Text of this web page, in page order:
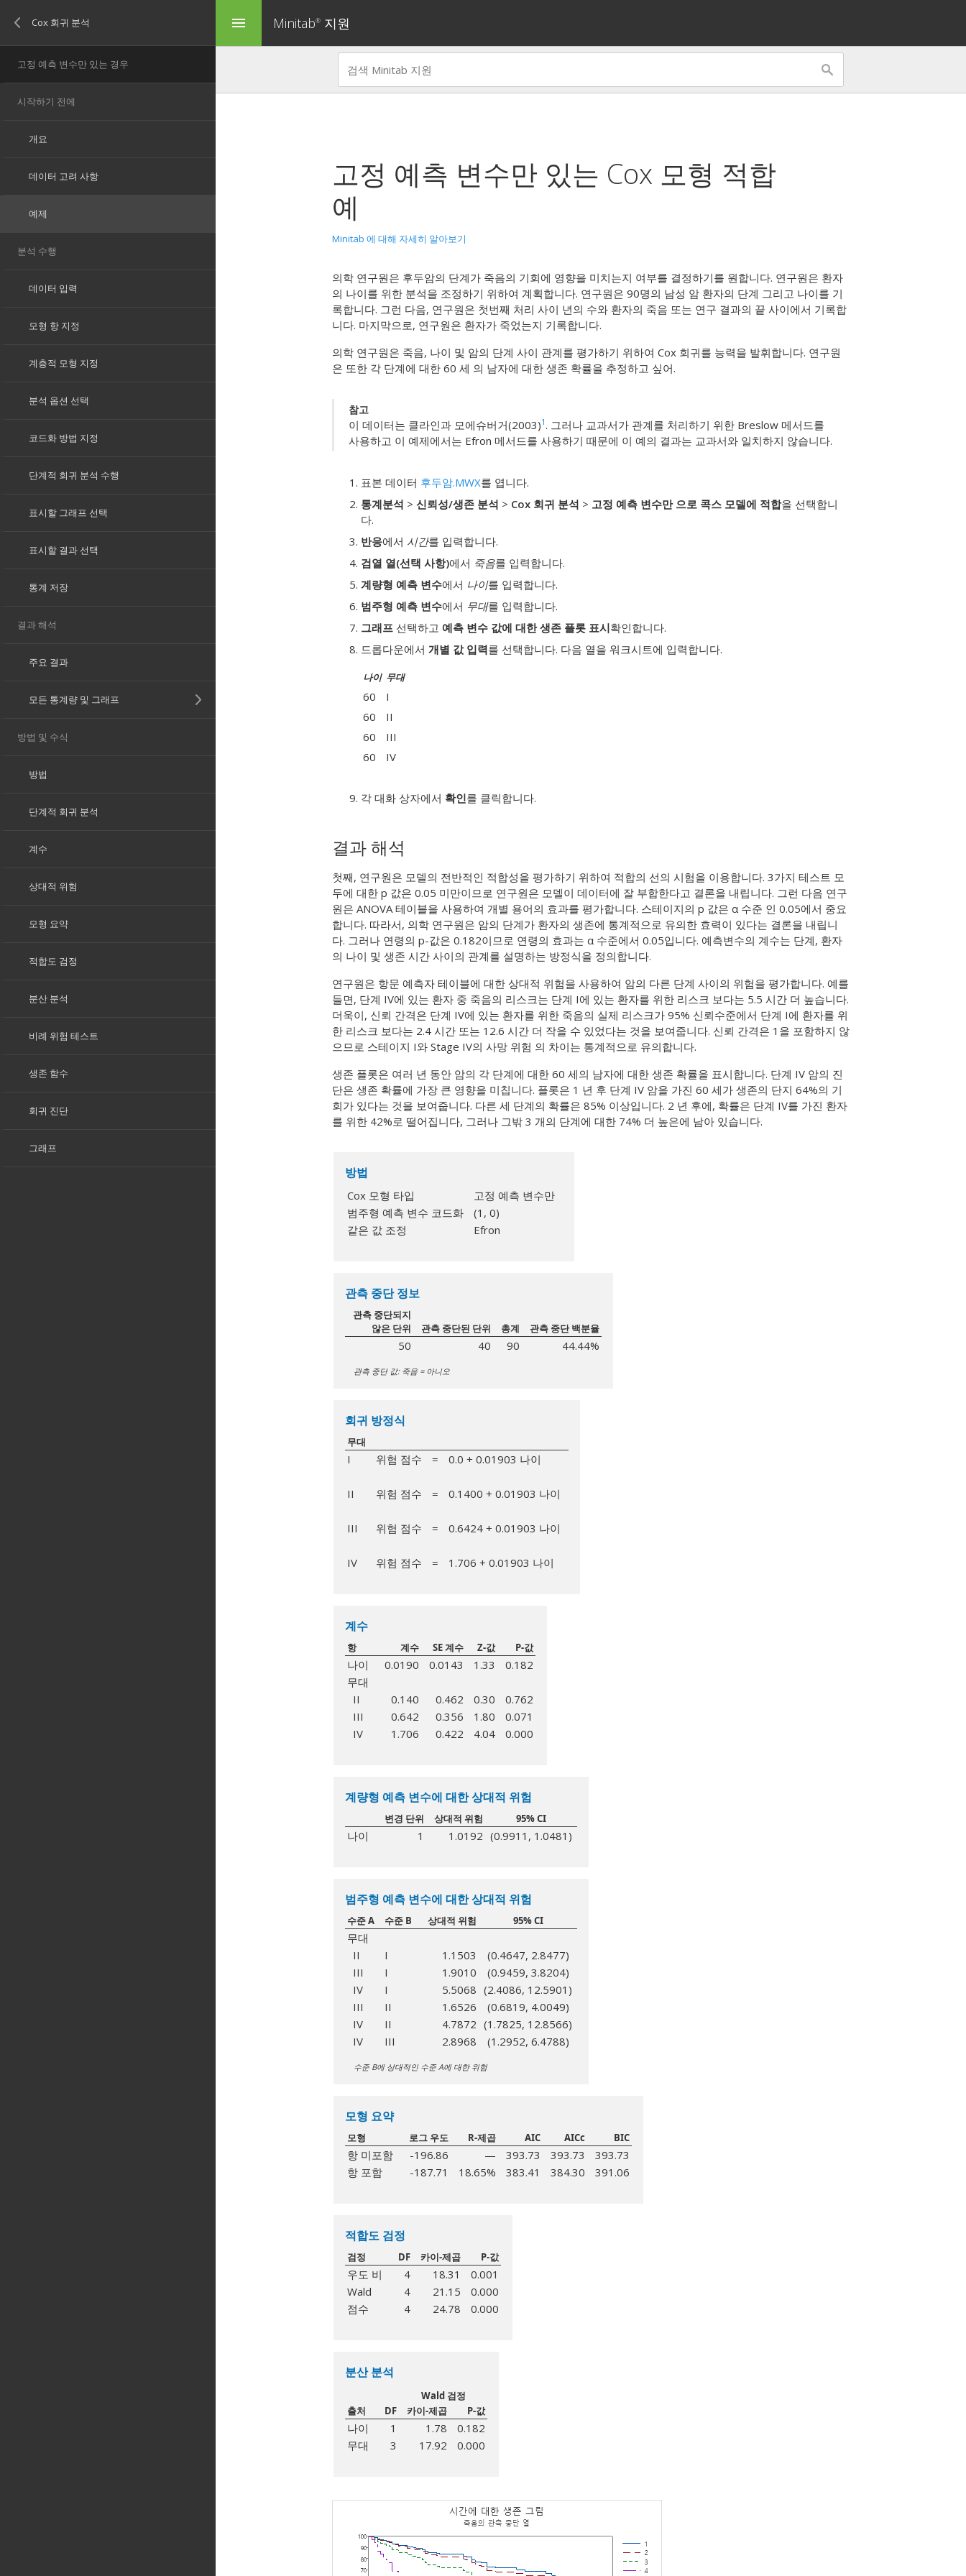
menu Minitab® 지원
고정 예측 변수만 있는 Cox 모형 적합
예
Minitab 에 대해 자세히 알아보기
의학 연구원은 후두암의 단계가 죽음의 기회에 영향을 미치는지 여부를 결정하기를 원합니다. 연구원은 환자
의 나이를 위한 분석을 조정하기 위하여 계획합니다. 연구원은 90명의 남성 암 환자의 단계 그리고 나이를 기
록합니다. 그런 다음, 연구원은 첫번째 처리 사이 년의 수와 환자의 죽음 또는 연구 결과의 끝 사이에서 기록합
니다. 마지막으로, 연구원은 환자가 죽었는지 기록합니다.
의학 연구원은 죽음, 나이 및 암의 단계 사이 관계를 평가하기 위하여 Cox 회귀를 능력을 발휘합니다. 연구원
은 또한 각 단계에 대한 60 세 의 남자에 대한 생존 확률을 추정하고 싶어.
참고
이 데이터는 클라인과 모에슈버거(2003)1. 그러나 교과서가 관계를 처리하기 위한 Breslow 메서드를
사용하고 이 예제에서는 Efron 메서드를 사용하기 때문에 이 예의 결과는 교과서와 일치하지 않습니다.
표본 데이터 후두암.MWX를 엽니다.
통계분석 > 신뢰성/생존 분석 > Cox 회귀 분석 > 고정 예측 변수만 으로 콕스 모델에 적합을 선택합니
다.
반응에서 시간를 입력합니다.
검열 열(선택 사항)에서 죽음를 입력합니다.
계량형 예측 변수에서 나이를 입력합니다.
범주형 예측 변수에서 무대를 입력합니다.
그래프 선택하고 예측 변수 값에 대한 생존 플롯 표시확인합니다.
드롭다운에서 개별 값 입력를 선택합니다. 다음 열을 워크시트에 입력합니다.
나이 무대
60
I
60
II
60
III
60
IV
각 대화 상자에서 확인를 클릭합니다.
결과 해석
첫째, 연구원은 모델의 전반적인 적합성을 평가하기 위하여 적합의 선의 시험을 이용합니다. 3가지 테스트 모
두에 대한 p 값은 0.05 미만이므로 연구원은 모델이 데이터에 잘 부합한다고 결론을 내립니다. 그런 다음 연구
원은 ANOVA 테이블을 사용하여 개별 용어의 효과를 평가합니다. 스테이지의 p 값은 α 수준 인 0.05에서 중요
합니다. 따라서, 의학 연구원은 암의 단계가 환자의 생존에 통계적으로 유의한 효력이 있다는 결론을 내립니
다. 그러나 연령의 p-값은 0.182이므로 연령의 효과는 α 수준에서 0.05입니다. 예측변수의 계수는 단계, 환자
의 나이 및 생존 시간 사이의 관계를 설명하는 방정식을 정의합니다.
연구원은 항문 예측자 테이블에 대한 상대적 위험을 사용하여 암의 다른 단계 사이의 위험을 평가합니다. 예를
들면, 단계 IV에 있는 환자 중 죽음의 리스크는 단계 I에 있는 환자를 위한 리스크 보다는 5.5 시간 더 높습니다.
더욱이, 신뢰 간격은 단계 IV에 있는 환자를 위한 죽음의 실제 리스크가 95% 신뢰수준에서 단계 I에 환자를 위
한 리스크 보다는 2.4 시간 또는 12.6 시간 더 작을 수 있었다는 것을 보여줍니다. 신뢰 간격은 1을 포함하지 않
으므로 스테이지 I와 Stage IV의 사망 위험 의 차이는 통계적으로 유의합니다.
생존 플롯은 여러 년 동안 암의 각 단계에 대한 60 세의 남자에 대한 생존 확률을 표시합니다. 단계 IV 암의 진
단은 생존 확률에 가장 큰 영향을 미칩니다. 플롯은 1 년 후 단계 IV 암을 가진 60 세가 생존의 단지 64%의 기
회가 있다는 것을 보여줍니다. 다른 세 단계의 확률은 85% 이상입니다. 2 년 후에, 확률은 단계 IV를 가진 환자
를 위한 42%로 떨어집니다, 그러나 그밖 3 개의 단계에 대한 74% 더 높은에 남아 있습니다.
방법
Cox 모형 타입
고정 예측 변수만
범주형 예측 변수 코드화
(1, 0)
같은 값 조정
Efron
관측 중단 정보
관측 중단되지
않은 단위
관측 중단된 단위 총계 관측 중단 백분율
50 40 90 44.44%
관측 중단 값: 죽음 = 아니오
회귀 방정식
무대
I 위험 점수 = 0.0 + 0.01903 나이
II 위험 점수 = 0.1400 + 0.01903 나이
III 위험 점수 = 0.6424 + 0.01903 나이
IV 위험 점수 = 1.706 + 0.01903 나이
계수
항 계수 SE 계수 Z-값 P-값
나이 0.0190 0.0143 1.33
0.182
무대
II
0.140 0.462 0.30
0.762
III
0.642 0.356 1.80
0.071
IV
1.706 0.422 4.04 0.000
계량형 예측 변수에 대한 상대적 위험
변경 단위 상대적 위험 95% CI
나이 1 1.0192 (0.9911, 1.0481)
범주형 예측 변수에 대한 상대적 위험
수준 A 수준 B 상대적 위험 95% CI
무대
II
I 1.1503
(0.4647, 2.8477)
III
I 1.9010
(0.9459, 3.8204)
IV
I 5.5068 (2.4086, 12.5901)
III
II 1.6526
(0.6819, 4.0049)
IV
II 4.7872 (1.7825, 12.8566)
IV
III 2.8968 (1.2952, 6.4788)
수준 B에 상대적인 수준 A에 대한 위험
모형 요약
모형 로그 우도 R-제곱 AIC AICc BIC
항 미포함 -196.86 — 393.73 393.73
393.73
항 포함
-187.71 18.65% 383.41 384.30 391.06
적합도 검정
검정 DF 카이-제곱 P-값
우도 비 4 18.31
0.001
Wald
4 21.15
0.000
점수
4 24.78 0.000
분산 분석
Wald 검정
출처
DF 카이-제곱 P-값
나이 1 1.78
0.182
무대
3 17.92 0.000